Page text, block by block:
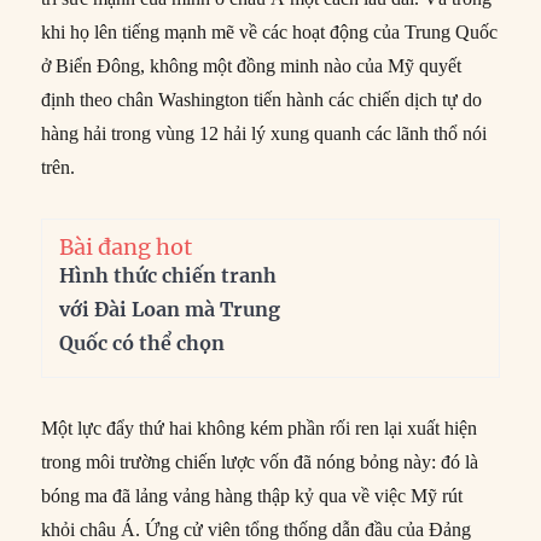
khi họ lên tiếng mạnh mẽ về các hoạt động của Trung Quốc
ở Biển Đông, không một đồng minh nào của Mỹ quyết
định theo chân Washington tiến hành các chiến dịch tự do
hàng hải trong vùng 12 hải lý xung quanh các lãnh thổ nói
trên.
Bài đang hot
Hình thức chiến tranh
với Đài Loan mà Trung
Quốc có thể chọn
Một lực đẩy thứ hai không kém phần rối ren lại xuất hiện
trong môi trường chiến lược vốn đã nóng bỏng này: đó là
bóng ma đã lảng vảng hàng thập kỷ qua về việc Mỹ rút
khỏi châu Á. Ứng cử viên tổng thống dẫn đầu của Đảng